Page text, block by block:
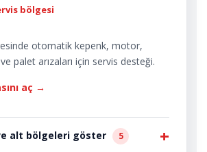
bölgesi
otomatik kepenk, motor,
palet arızaları için servis desteği.
aç →
alt bölgeleri göster 5